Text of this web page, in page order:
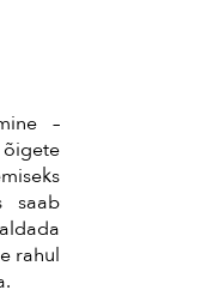
–
saab
rahul